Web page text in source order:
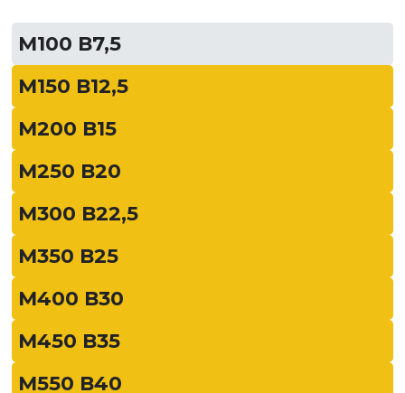
М100 В7,5
М150 В12,5
М200 В15
М250 В20
М300 В22,5
М350 В25
М400 В30
М450 В35
М550 В40